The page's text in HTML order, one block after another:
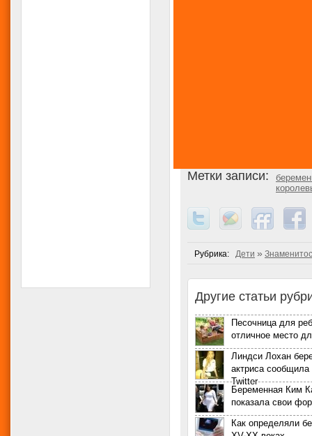
Метки записи:
Рубрика: Дети »
Другие статьи
Песочница для
отличное место
Линдси Лохан
актриса сообщила
Twitter
Беременная Ким
показала свои
Как определяли